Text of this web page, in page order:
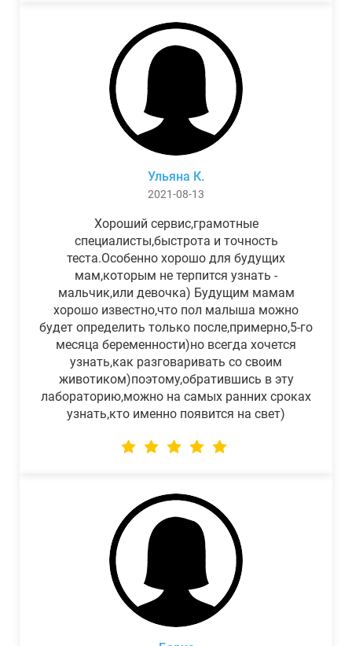
Ульяна К.
2021-08-13
Хороший сервис,грамотные
специалисты,быстрота и точность
теста.Особенно хорошо для будущих
мам,которым не терпится узнать -
мальчик,или девочка) Будущим мамам
хорошо известно,что пол малыша можно
будет определить только после,примерно,5-го
месяца беременности)но всегда хочется
узнать,как разговаривать со своим
животиком)поэтому,обратившись в эту
лабораторию,можно на самых ранних сроках
узнать,кто именно появится на свет)